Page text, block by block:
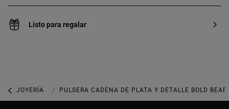
Listo para regalar
JOYERÍA JOYAS DE PLATA 925
PULSERA CADENA DE PLATA Y DETALLE BOLD BEAR